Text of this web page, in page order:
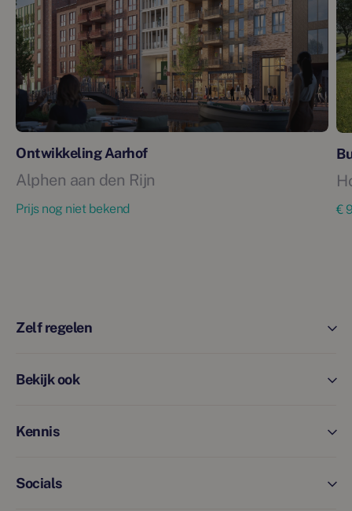
Ontwikkeling Aarhof
Alphen aan den Rijn
Prijs nog niet bekend €
Zelf regelen
Bekijk ook
Kennis
Socials